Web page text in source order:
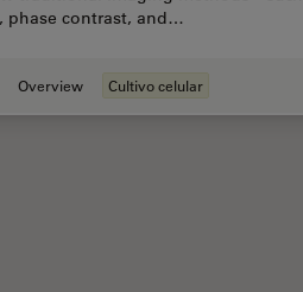
phase contrast, and…
Overview Cultivo celular